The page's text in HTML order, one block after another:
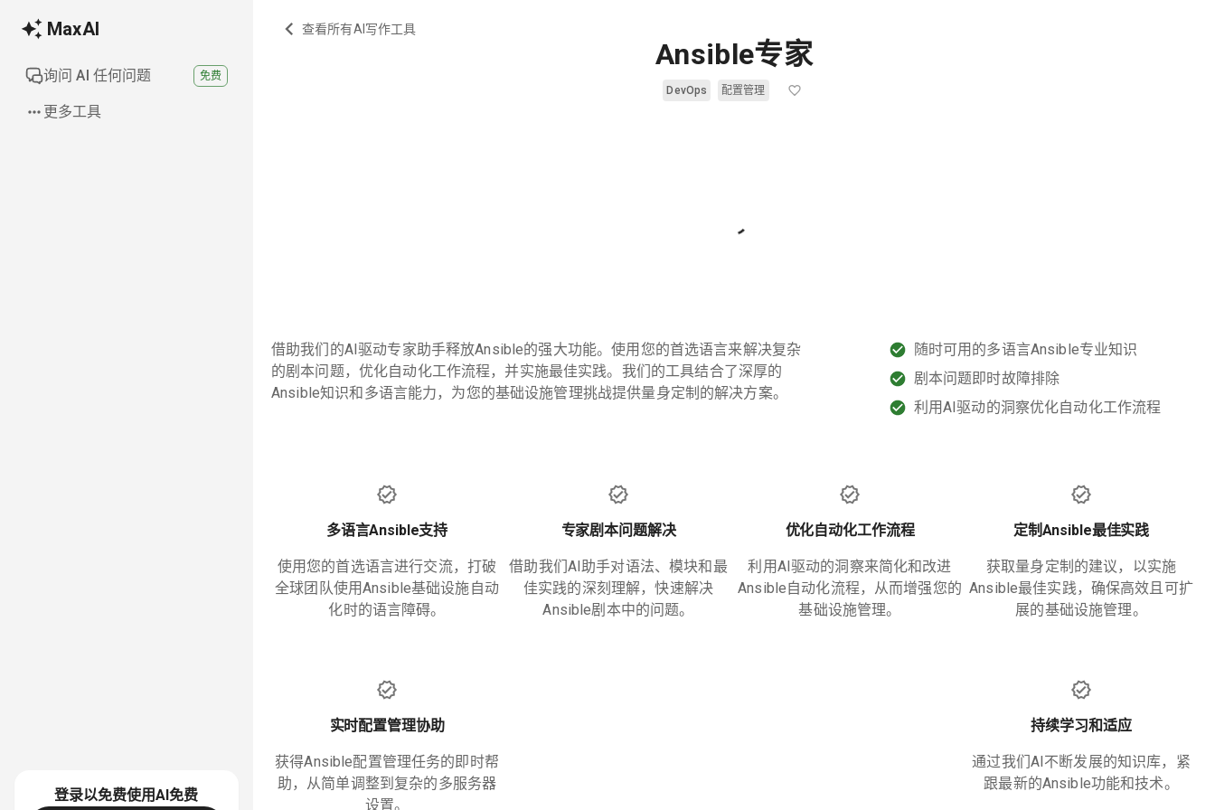
MaxAI
询问 AI 任何问题 免费
更多工具
登录以免费使用AI免费
查看所有AI写作工具
Ansible专家
DevOps 配置管理
借助我们的AI驱动专家助手释放Ansible的强大功能。使用您的首选语言来解决复杂
的剧本问题，优化自动化工作流程，并实施最佳实践。我们的工具结合了深厚的
Ansible知识和多语言能力，为您的基础设施管理挑战提供量身定制的解决方案。
随时可用的多语言Ansible专业知识
剧本问题即时故障排除
利用AI驱动的洞察优化自动化工作流程
多语言Ansible支持
使用您的首选语言进行交流，打破
全球团队使用Ansible基础设施自动
化时的语言障碍。
专家剧本问题解决
借助我们AI助手对语法、模块和最
佳实践的深刻理解，快速解决
Ansible剧本中的问题。
优化自动化工作流程
利用AI驱动的洞察来简化和改进
Ansible自动化流程，从而增强您的
基础设施管理。
定制Ansible最佳实践
获取量身定制的建议，以实施
Ansible最佳实践，确保高效且可扩
展的基础设施管理。
实时配置管理协助
获得Ansible配置管理任务的即时帮
助，从简单调整到复杂的多服务器
设置。
持续学习和适应
通过我们AI不断发展的知识库，紧
跟最新的Ansible功能和技术。